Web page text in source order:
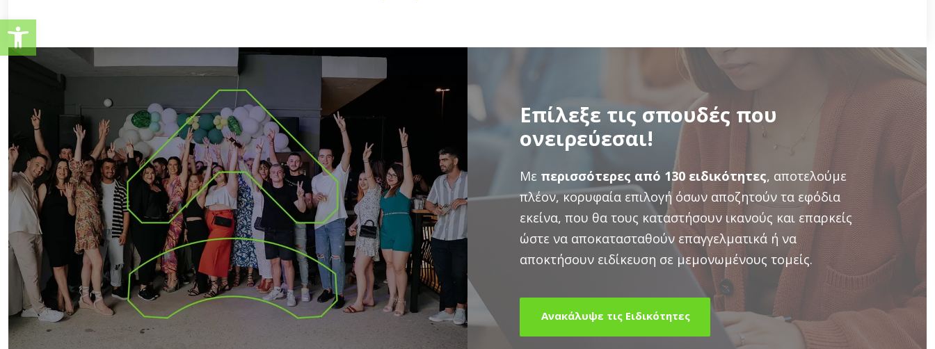
Επίλεξε τις σπουδές που
ονειρεύεσαι!
Με περισσότερες από 130 ειδικότητες, αποτελούμε
πλέον, κορυφαία επιλογή όσων αποζητούν τα εφόδια
εκείνα, που θα τους καταστήσουν ικανούς και επαρκείς
ώστε να αποκατασταθούν επαγγελματικά ή να
αποκτήσουν ειδίκευση σε μεμονωμένους τομείς.
Aνακάλυψε τις Eιδικότητες
Ανοίξτε τη γραμμή εργαλείων